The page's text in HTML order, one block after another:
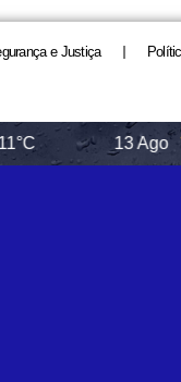
e Justiça
13 Ago